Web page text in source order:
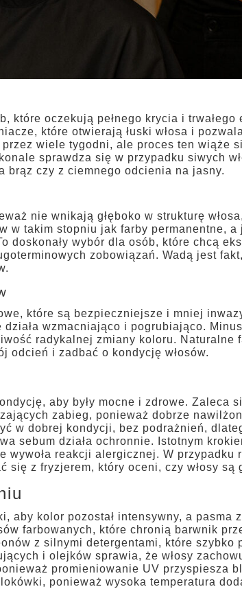
które oczekują pełnego krycia i trwałego
które otwierają łuski włosa i
wiele tygodni, ale proces ten wiąże
sprawdza się w przypadku siwych
brąz czy z ciemnego odcienia na jasny.
nie wnikają głęboko w strukturę
w takim stopniu jak farby permanentne,
doskonały wybór dla osób, które chcą
zobowiązań. Wadą jest
które są bezpieczniejsze i mniej
wzmacniająco i pogrubiająco.
radykalnej zmiany koloru. Naturalne
odcień i zadbać o kondycję włosów.
aby były mocne i zdrowe. Zaleca
zabieg, ponieważ dobrze
w dobrej kondycji, bez podrażnień,
sebum działa ochronnie. Istotnym
reakcji alergicznej. W przypadku
się z fryzjerem, który oceni, czy włosy są
aby kolor pozostał intensywny, a pasma
farbowanych, które chronią barwnik
z silnymi detergentami, które szybko
i olejków sprawia, że włosy
promieniowanie UV przyspiesza
ponieważ wysoka temperatura